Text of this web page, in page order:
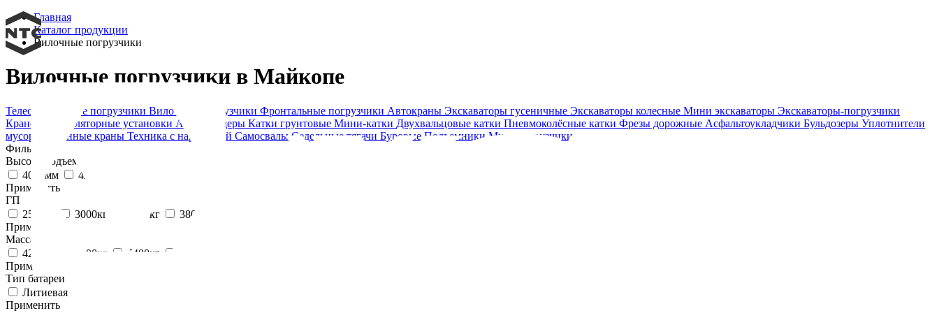
Главная
Каталог продукции
Вилочные погрузчики
Вилочные погрузчики в Майкопе
Телескопические погрузчики Вилочные погрузчики Фронтальные погрузчики Автокраны Экскаваторы гусеничные Экскаваторы колесные Мини экскаваторы Экскаваторы-погрузчики
Крано-манипуляторные установки Автогрейдеры Катки грунтовые Мини-катки Двухвальцовые катки Пневмоколёсные катки Фрезы дорожные Асфальтоукладчики Бульдозеры Уплотнители
мусора
Башенные краны Техника с наработкой Самосвалы Седельные тягачи Буровые Подъемники Минипогрузчики
Фильтр:
Высота подъема макс
4034мм
4217мм
Применить
ГП
2500кг
3000кг 3500кг
3800кг
Применить
Масса
4250кг
4900кг 5400кг
Применить
Тип батареи
Литиевая
Применить